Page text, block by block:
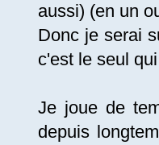
aussi) (en un
Donc je serai
c'est le seul
Je joue de
depuis